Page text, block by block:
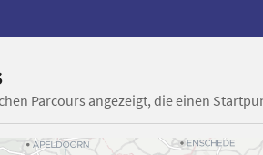
Parcours angezeigt, die einen